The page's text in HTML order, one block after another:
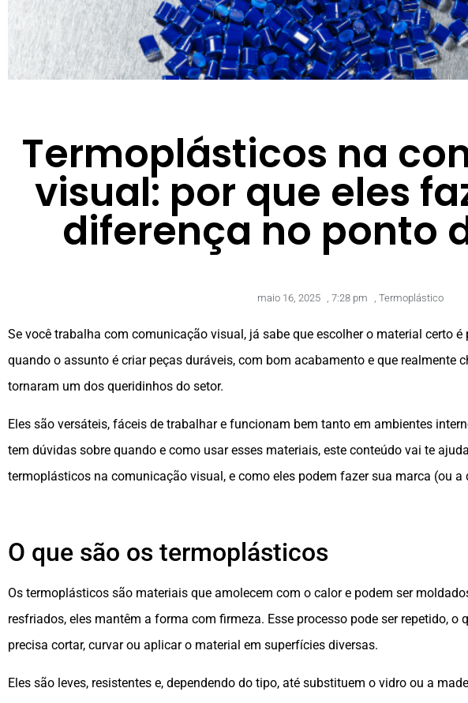
Termoplásticos na
visual: por que eles
diferença no ponto
maio 16, 2025 , 7:28 pm , Termoplástico
Se você trabalha com comunicação visual, já sabe que escolher o material certo
quando o assunto é criar peças duráveis, com bom acabamento e que realmente
tornaram um dos queridinhos do setor.
Eles são versáteis, fáceis de trabalhar e funcionam bem tanto em ambientes
tem dúvidas sobre quando e como usar esses materiais, este conteúdo vai te
termoplásticos na comunicação visual, e como eles podem fazer sua marca (ou a
O que são os termoplásticos
Os termoplásticos são materiais que amolecem com o calor e podem ser
resfriados, eles mantêm a forma com firmeza. Esse processo pode ser repetido,
precisa cortar, curvar ou aplicar o material em superfícies diversas.
Eles são leves, resistentes e, dependendo do tipo, até substituem o vidro ou a